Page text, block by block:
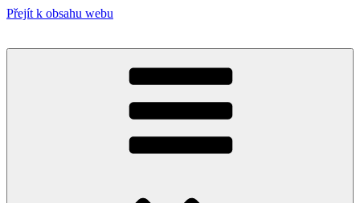
Přejít k obsahu webu